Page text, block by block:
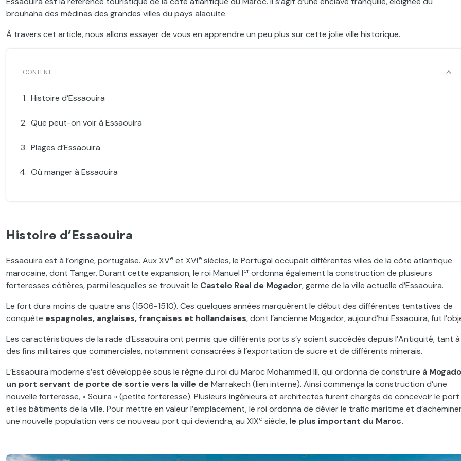
brouhaha des médinas des grandes villes du pays alaouite.
À travers cet article, nous allons essayer de vous en apprendre un peu plus sur cette jolie ville historique.
Histoire d’Essaouira
Que peut-on voir à Essaouira
Plages d’Essaouira
Où manger à Essaouira
Histoire d’Essaouira
Essaouira est à l’origine, portugaise. Aux XVe et XVIe siècles, le Portugal occupait différentes villes de la côte atlantique
marocaine, dont Tanger. Durant cette expansion, le roi Manuel Ierordonna également la construction de plusieurs
forteresses côtières, parmi lesquelles se trouvait le Castelo Real de Mogador, germe de la ville actuelle d’Essaouira.
Le fort dura moins de quatre ans (1506-1510). Ces quelques années marquèrent le début des différentes tentatives de
conquête espagnoles, anglaises, françaises et hollandaises, dont l’ancienne Mogador, aujourd’hui Essaouira, fut
Les caractéristiques de la rade d’Essaouira ont permis que différents ports s’y soient succédés depuis l’Antiquité, tant à
des fins militaires que commerciales, notamment consacrées à l’exportation de sucre et de différents minerais.
L’Essaouira moderne s’est développée sous le règne du roi du Maroc Mohammed III, qui ordonna de construire à
un port servant de porte de sortie vers la ville deMarrakech (lien interne). Ainsi commença la construction d’une
nouvelle forteresse, « Souira » (petite forteresse). Plusieurs ingénieurs et architectes furent chargés de concevoir le port
et les bâtiments de la ville. Pour mettre en valeur l’emplacement, le roi ordonna de dévier le trafic maritime et
une nouvelle population vers ce nouveau port qui deviendra, au XIXe siècle, le plus important du Maroc.